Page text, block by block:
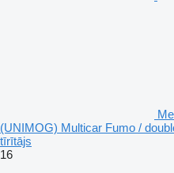
(UNIMOG) Multicar Fumo /
tīrītājs
16